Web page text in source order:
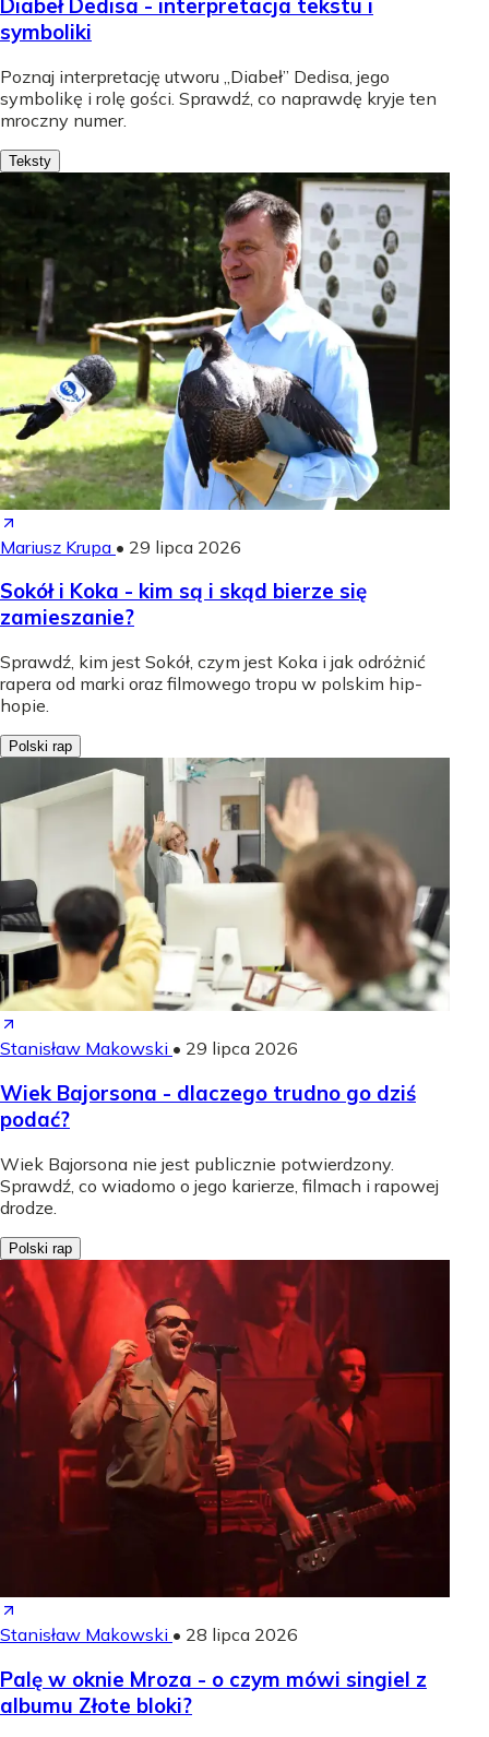
Diabeł Dedisa - interpretacja tekstu i
symboliki
Poznaj interpretację utworu „Diabeł” Dedisa, jego
symbolikę i rolę gości. Sprawdź, co naprawdę kryje ten
mroczny numer.
Teksty
Mariusz Krupa • 29 lipca 2026
Sokół i Koka - kim są i skąd bierze się
zamieszanie?
Sprawdź, kim jest Sokół, czym jest Koka i jak odróżnić
rapera od marki oraz filmowego tropu w polskim hip-
hopie.
Polski rap
Stanisław Makowski • 29 lipca 2026
Wiek Bajorsona - dlaczego trudno go dziś
podać?
Wiek Bajorsona nie jest publicznie potwierdzony.
Sprawdź, co wiadomo o jego karierze, filmach i rapowej
drodze.
Polski rap
Stanisław Makowski • 28 lipca 2026
Palę w oknie Mroza - o czym mówi singiel z
albumu Złote bloki?